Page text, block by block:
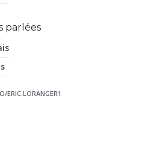
parlées
ERIC.LORANGER1